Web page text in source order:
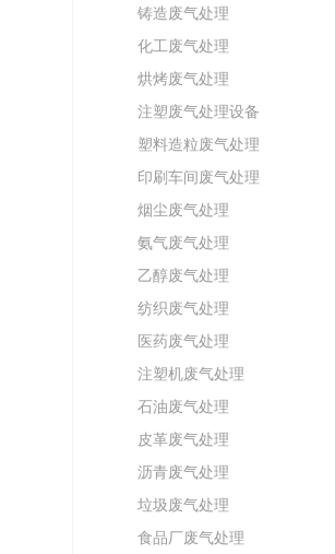
铸造废气处理
化工废气处理
烘烤废气处理
注塑废气处理设备
塑料造粒废气处理
印刷车间废气处理
烟尘废气处理
氨气废气处理
乙醇废气处理
纺织废气处理
医药废气处理
注塑机废气处理
石油废气处理
皮革废气处理
沥青废气处理
垃圾废气处理
食品厂废气处理